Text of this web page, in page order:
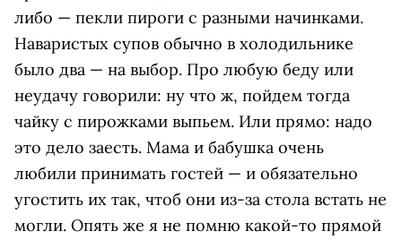
либо — пекли пироги с разными начинками.
Наваристых супов обычно в холодильнике
было два — на выбор. Про любую беду или
неудачу говорили: ну что ж, пойдем тогда
чайку с пирожками выпьем. Или прямо: надо
это дело заесть. Мама и бабушка очень
любили принимать гостей — и обязательно
угостить их так, чтоб они из-за стола встать не
могли. Опять же я не помню какой-то прямой